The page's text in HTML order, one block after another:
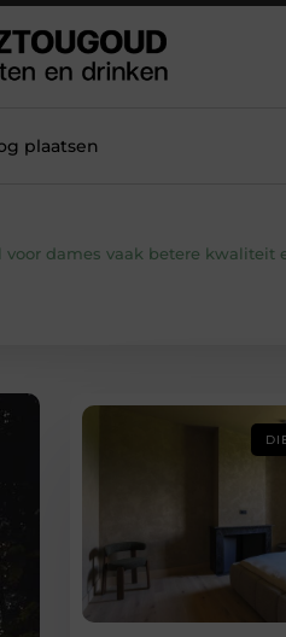
plaatsen
dames vaak betere kwaliteit